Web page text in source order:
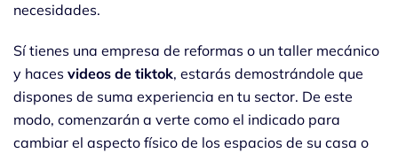
necesidades.
Sí tienes una empresa de reformas o un taller mecánico
y haces videos de tiktok, estarás demostrándole que
dispones de suma experiencia en tu sector. De este
modo, comenzarán a verte como el indicado para
cambiar el aspecto físico de los espacios de su casa o